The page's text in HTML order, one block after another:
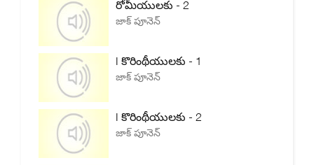
రోమీయులకు - 2
జాక్ పూనెన్
I కొరింథీయులకు - 1
జాక్ పూనెన్
I కొరింథీయులకు - 2
జాక్ పూనెన్